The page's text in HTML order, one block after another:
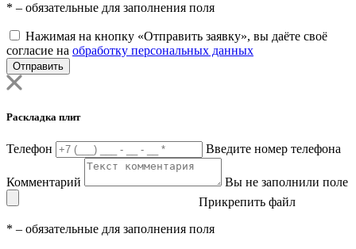
* – обязательные для заполнения поля
Нажимая на кнопку «Отправить заявку», вы даёте своё
согласие на обработку персональных данных
Отправить
Раскладка плит
Телефон Введите номер телефона
Комментарий
Вы не заполнили поле
Прикрепить файл
* – обязательные для заполнения поля